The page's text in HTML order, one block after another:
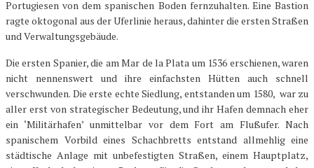
Portugiesen von dem spanischen Boden fernzuhalten. Eine Bastion
ragte oktogonal aus der Uferlinie heraus, dahinter die ersten Straßen
und Verwaltungsgebäude.
Die ersten Spanier, die am Mar de la Plata um 1536 erschienen, waren
nicht nennenswert und ihre einfachsten Hütten auch schnell
verschwunden. Die erste echte Siedlung, entstanden um 1580, war zu
aller erst von strategischer Bedeutung, und ihr Hafen demnach eher
ein ‘Militärhafen’ unmittelbar vor dem Fort am Flußufer. Nach
spanischem Vorbild eines Schachbretts entstand allmehlig eine
städtische Anlage mit unbefestigten Straßen, einem Hauptplatz,